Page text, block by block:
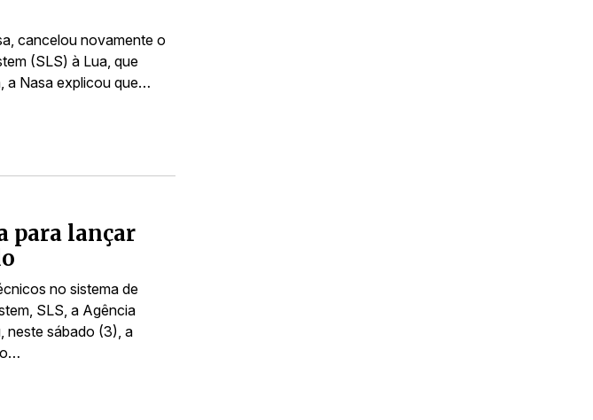
cancelou novamente o
(SLS) à Lua, que
a Nasa explicou que…
para lançar
no sistema de
SLS, a Agência
neste sábado (3), a